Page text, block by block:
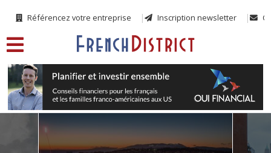
Référencez votre entreprise Inscription newsletter